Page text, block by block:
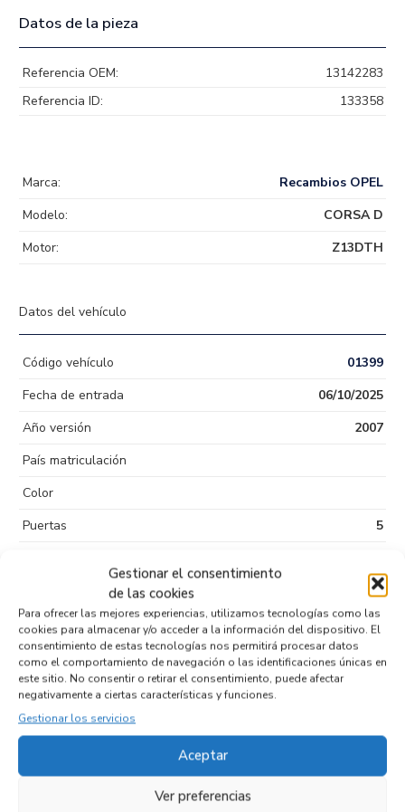
Gestionar el consentimiento
de las cookies
Para ofrecer las mejores experiencias, utilizamos tecnologías como las
cookies para almacenar y/o acceder a la información del dispositivo. El
consentimiento de estas tecnologías nos permitirá procesar datos
como el comportamiento de navegación o las identificaciones únicas en
este sitio. No consentir o retirar el consentimiento, puede afectar
negativamente a ciertas características y funciones.
Gestionar los servicios
Aceptar
Ver preferencias
Datos de la pieza
Referencia OEM:
13142283
Referencia ID:
133358
Marca:
Recambios OPEL
Modelo:
CORSA D
Motor:
Z13DTH
Datos del vehículo
Código vehículo
01399
Fecha de entrada
06/10/2025
Año versión
2007
País matriculación
Color
Puertas
5
combustible
Diesel
Código motor
Z13DTH
Código cambio
Productos relacionados